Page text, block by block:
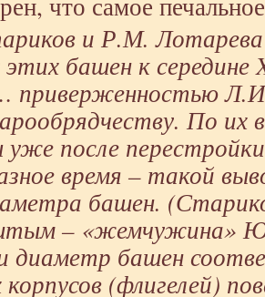
и Р.М. Лотарева
башен к середине
приверженностью
По их
после
время – такой
башен.
– «жемчужина»
диаметр башен
(флигелей)